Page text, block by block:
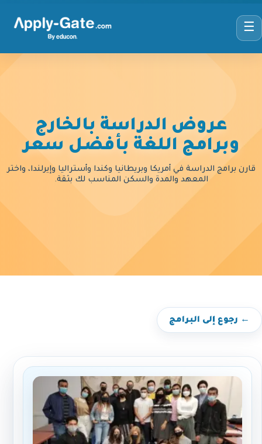
☰
عروض الدراسة بالخارج
وبرامج اللغة بأفضل سعر
قارن برامج الدراسة في أمريكا وبريطانيا وكندا وأستراليا وإيرلندا، واختر
المعهد والمدة والسكن المناسب لك بثقة.
← رجوع إلى البرامج